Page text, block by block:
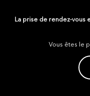
La prise de rendez-vous
Vous êtes le